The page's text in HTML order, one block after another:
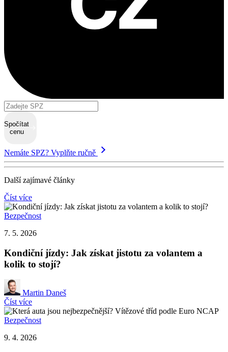
Spočítat
cenu
Nemáte SPZ? Vyplňte ručně
Další zajímavé články
Číst více
Bezpečnost
7. 5. 2026
Kondiční jízdy: Jak získat jistotu za volantem a
kolik to stojí?
Martin Daneš
Číst více
Bezpečnost
9. 4. 2026